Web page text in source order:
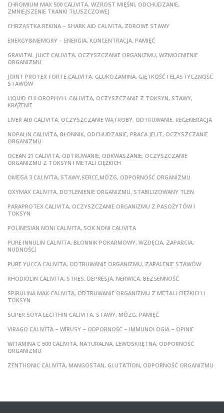
CHROMIUM MAX 500 CALIVITA, WZROST MIĘŚNI, ODCHUDZANIE,
ZMNIEJSZENIE TKANKI TŁUSZCZOWEJ
CHRZĄSTKA REKINA – SHARK AID CALIVITA, ZDROWE STAWY
ENERGY&MEMORY – ENERGIA, KONCENTRACJA, PAMIĘĆ
GRAVITAL JUICE CALIVITA, OCZYSZCZANIE ORGANIZMU, WZMOCNIENIE
ORGANIZMU
JOINT PROTEX FORTE CALIVITA, GLUKOZAMINA, GIĘTKOŚĆ I ELASTYCZNOŚĆ
STAWÓW
LIQUID CHLOROPHYLL CALIVITA, OCZYSZCZANIE Z TOKSYN, STAWY,
KRĄŻENIE
LIVER AID CALIVITA, OCZYSZCZANIE WĄTROBY, ODTRUWANIE, REGENERACJA
NOPALIN CALIVITA, BŁONNIK, ODCHUDZANIE, PRACA JELIT, OCZYSZCZANIE
ORGANIZMU
OCEAN 21 CALIVITA, ODTRUWANIE, ODKWASZANIE, OCZYSZCZANIE
ORGANIZMU Z TOKSYN I METALI CIĘŻKICH
OMEGA 3 CALIVITA, STAWY,SERCE,MÓZG, ODPORNOŚĆ ORGANIZMU
OXYMAX CALIVITA, DOTLENIENIE ORGANIZMU, STABILIZOWANY TLEN
PARAPROTEX CALIVITA, OCZYSZCZANIE ORGANIZMU Z PASOŻYTÓW I
TOKSYN
POLINESIAN NONI CALIVITA, SOK NONI CALIVITA
PURE INNULIN CALIVITA, BŁONNIK POKARMOWY, WZDĘCIA, ZAPARCIA,
NUDNOŚCI
PURE YUCCA CALIVITA, ODTRUWANIE ORGANIZMU, ZAPALENIE STAWÓW
RHODIOLIN CALIVITA, STRES, DEPRESJA, NERWICA, BEZSENNOŚĆ
SPIRULINA MAX CALIVITA, ODTRUWANIE ORGANIZMU Z METALI CIĘŻKICH I
TOKSYN
SUPER SOYA LECITHIN CALIVITA, STAWY, MÓZG, PAMIĘĆ
VIRAGO CALIVITA – WIRUSY – ODPORNOŚĆ – IMMUNOLOGIA – OPINIE
WITAMINA C 500 CALIVITA, NATURALNA, LEWOSKRĘTNA, ODPORNOŚĆ
ORGANIZMU
ZENTHONIC CALIVITA, MANGOSTAN, GLUTATION, ODPORNOŚĆ ORGANIZMU